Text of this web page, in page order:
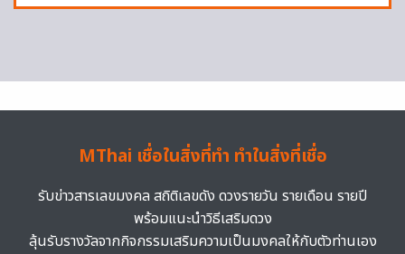
MThai เชื่อในสิ่งที่ทำ ทำในสิ่งที่เชื่อ
รับข่าวสารเลขมงคล สถิติเลขดัง ดวงรายวัน รายเดือน รายปี
พร้อมแนะนำวิธีเสริมดวง
ลุ้นรับรางวัลจากกิจกรรมเสริมความเป็นมงคลให้กับตัวท่านเอง